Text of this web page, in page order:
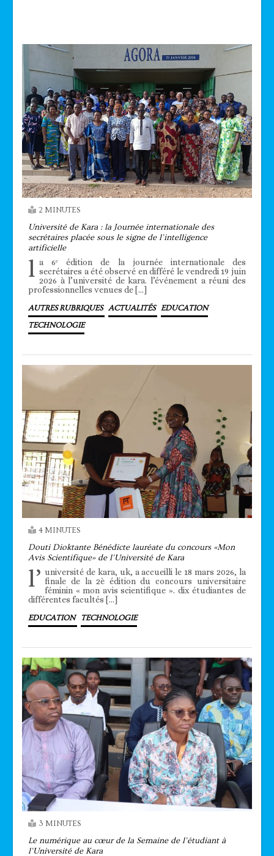
2 MINUTES
Université de Kara : la Journée internationale des
secrétaires placée sous le signe de l’intelligence
artificielle
l a 6ᵉ édition de la journée internationale des
secrétaires a été observé en différé le vendredi 19 juin
2026 à l’université de kara. l’événement a réuni des
professionnelles venues de […]
AUTRES RUBRIQUES ACTUALITÉS EDUCATION
TECHNOLOGIE
4 MINUTES
Douti Dioktante Bénédicte lauréate du concours «Mon
Avis Scientifique» de l’Université de Kara
l’ université de kara, uk, a accueilli le 18 mars 2026, la
finale de la 2è édition du concours universitaire
féminin « mon avis scientifique ». dix étudiantes de
différentes facultés […]
EDUCATION TECHNOLOGIE
3 MINUTES
Le numérique au cœur de la Semaine de l’étudiant à
l’Université de Kara